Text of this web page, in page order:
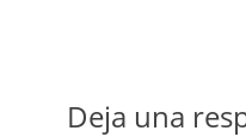
Deja una